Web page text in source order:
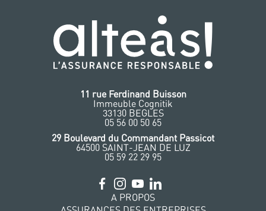
11 rue Ferdinand Buisson
Immeuble Cognitik
33130 BEGLES
‭05 56 00 50 65
‭29 Boulevard du Commandant Passicot
64500 SAINT-JEAN DE LUZ
05 59 22 29 95
A PROPOS